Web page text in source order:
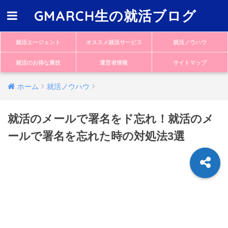
GMARCH生の就活ブログ
就活エージェント オススメ就活サービス 就活ノウハウ
就活のお得な裏技 運営者情報 サイトマップ
ホーム 就活ノウハウ
就活のメールで署名をド忘れ！就活のメ
ールで署名を忘れた時の対処法3選